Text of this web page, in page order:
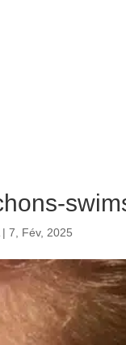
|7, Fév, 2025